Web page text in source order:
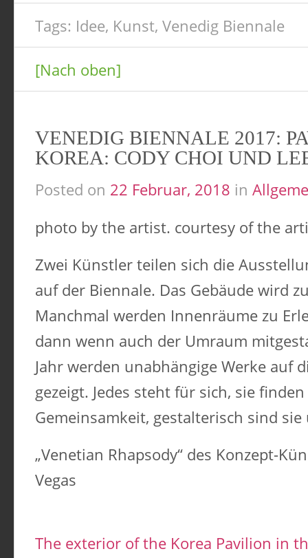
Tags: Idee, Kunst, Venedig Biennale
[Nach oben]
VENEDIG BIENNALE 2017:
KOREA: CODY CHOI UND
Posted on 22 Februar, 2018 in
photo by the artist. courtesy of the
Zwei Künstler teilen sich die
auf der Biennale. Das Gebäude wird
Manchmal werden Innenräume zu
dann wenn auch der Umraum
Jahr werden unabhängige Werke auf
gezeigt. Jedes steht für sich, sie
Gemeinsamkeit, gestalterisch sind
„Venetian Rhapsody“ des Konzept-
Vegas
The exterior of the Korea Pavilion in